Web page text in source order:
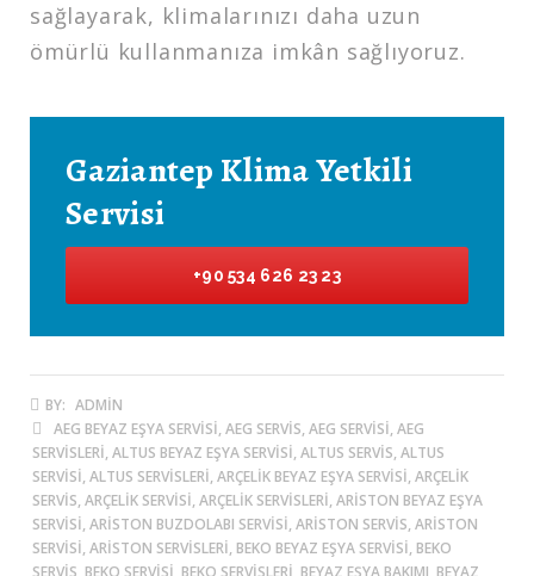
sağlayarak, klimalarınızı daha uzun
ömürlü kullanmanıza imkân sağlıyoruz.
Gaziantep Klima Yetkili
Servisi
+90 534 626 23 23
BY: ADMIN
AEG BEYAZ EŞYA SERVISI, AEG SERVIS, AEG SERVISI, AEG
SERVISLERI, ALTUS BEYAZ EŞYA SERVISI, ALTUS SERVIS, ALTUS
SERVISI, ALTUS SERVISLERI, ARÇELIK BEYAZ EŞYA SERVISI, ARÇELIK
SERVIS, ARÇELIK SERVISI, ARÇELIK SERVISLERI, ARISTON BEYAZ EŞYA
SERVISI, ARISTON BUZDOLABI SERVISI, ARISTON SERVIS, ARISTON
SERVISI, ARISTON SERVISLERI, BEKO BEYAZ EŞYA SERVISI, BEKO
SERVIS, BEKO SERVISI, BEKO SERVISLERI, BEYAZ EŞYA BAKIMI, BEYAZ